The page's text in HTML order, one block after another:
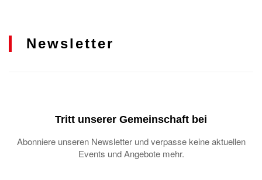
Newsletter
Tritt unserer Gemeinschaft bei
Abonniere unseren Newsletter und verpasse keine aktuellen
Events und Angebote mehr.